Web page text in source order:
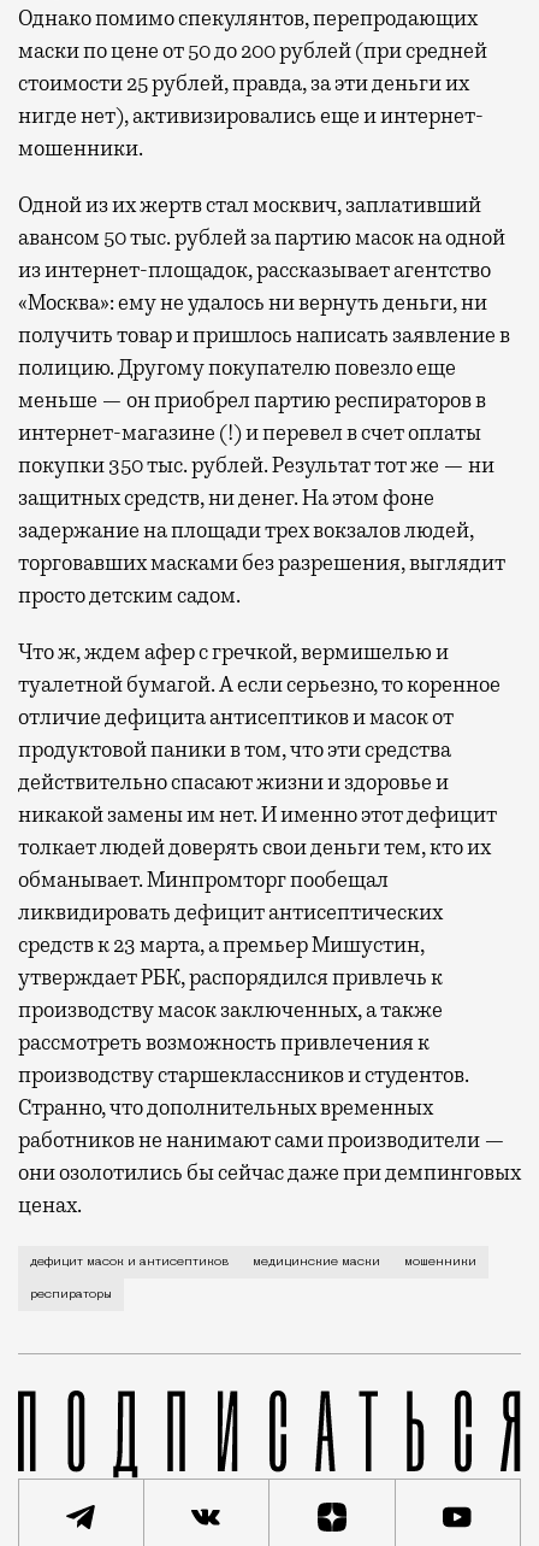
Однако помимо спекулянтов, перепродающих
маски по цене от 50 до 200 рублей (при средней
стоимости 25 рублей, правда, за эти деньги их
нигде нет), активизировались еще и интернет-
мошенники.
Одной из их жертв стал москвич, заплативший
авансом 50 тыс. рублей за партию масок на одной
из интернет-площадок, рассказывает агентство
«Москва»: ему не удалось ни вернуть деньги, ни
получить товар и пришлось написать заявление в
полицию. Другому покупателю повезло еще
меньше — он приобрел партию респираторов в
интернет-магазине (!) и перевел в счет оплаты
покупки 350 тыс. рублей. Результат тот же — ни
защитных средств, ни денег. На этом фоне
задержание на площади трех вокзалов людей,
торговавших масками без разрешения, выглядит
просто детским садом.
Что ж, ждем афер с гречкой, вермишелью и
туалетной бумагой. А если серьезно, то коренное
отличие дефицита антисептиков и масок от
продуктовой паники в том, что эти средства
действительно спасают жизни и здоровье и
никакой замены им нет. И именно этот дефицит
толкает людей доверять свои деньги тем, кто их
обманывает. Минпромторг пообещал
ликвидировать дефицит антисептических
средств к 23 марта, а премьер Мишустин,
утверждает РБК, распорядился привлечь к
производству масок заключенных, а также
рассмотреть возможность привлечения к
производству старшеклассников и студентов.
Странно, что дополнительных временных
работников не нанимают сами производители —
они озолотились бы сейчас даже при демпинговых
ценах.
При любых испытаниях обязательно появляются
дефицит масок и антисептиков медицинские маски мошенники
респираторы